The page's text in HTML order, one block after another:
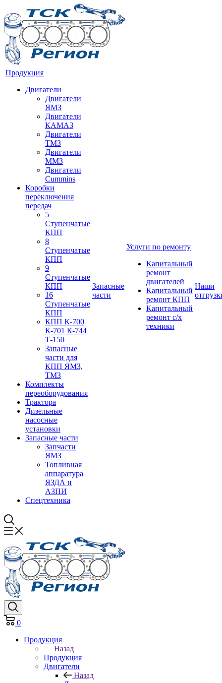
Продукция
Двигатели
Двигатели
ЯМЗ
Двигатели
КАМАЗ
Двигатели
ТМЗ
Двигатели
ММЗ
Двигатели
Cummins
Коробки
переключения
передач
5
Ступенчатые
КПП
8
Ступенчатые
КПП
9
Ступенчатые
КПП
16
Ступенчатые
КПП
КПП К-700
К-701 К-744
Т-150
Запасные
части для
КПП ЯМЗ,
ТМЗ
Комплекты
переоборудования
Трактора
Дизельные
насосные
установки
Запасные части
Запчасти
ЯМЗ
Топливная
аппаратура
ЯЗДА и
АЗПИ
Спецтехника
Запасные
части
Услуги по ремонту
Капитальный
ремонт
двигателей
Капитальный
ремонт КПП
Капитальный
ремонт с/х
техники
Наши
0
Продукция
Назад
Продукция
Двигатели
Назад